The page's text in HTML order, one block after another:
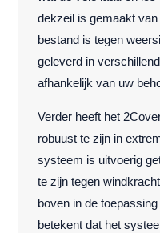
dekzeil is gemaakt
bestand is tegen
geleverd in
afhankelijk van uw
Verder heeft het
robuust te zijn in
systeem is uitvoerig
te zijn tegen
boven in de
betekent dat het